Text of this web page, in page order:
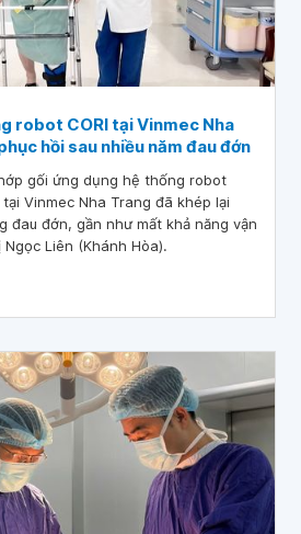
robot CORI tại Vinmec Nha
hồi sau nhiều năm đau đớn
gối ứng dụng hệ thống robot
Vinmec Nha Trang đã khép lại
đau đớn, gần như mất khả năng vận
Liên (Khánh Hòa).